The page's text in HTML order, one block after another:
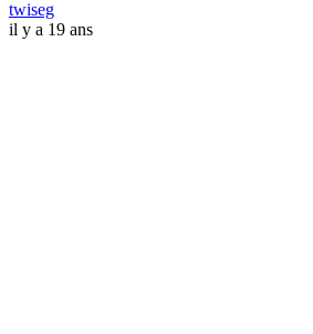
twiseg
il y a 19 ans